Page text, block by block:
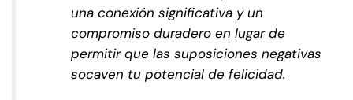
una conexión significativa y un
compromiso duradero en lugar de
permitir que las suposiciones negativas
socaven tu potencial de felicidad.